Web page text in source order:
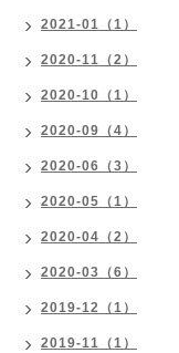
2021-01（1）
2020-11（2）
2020-10（1）
2020-09（4）
2020-06（3）
2020-05（1）
2020-04（2）
2020-03（6）
2019-12（1）
2019-11（1）